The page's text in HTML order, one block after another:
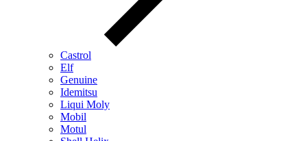
Castrol
Elf
Genuine
Idemitsu
Liqui Moly
Mobil
Motul